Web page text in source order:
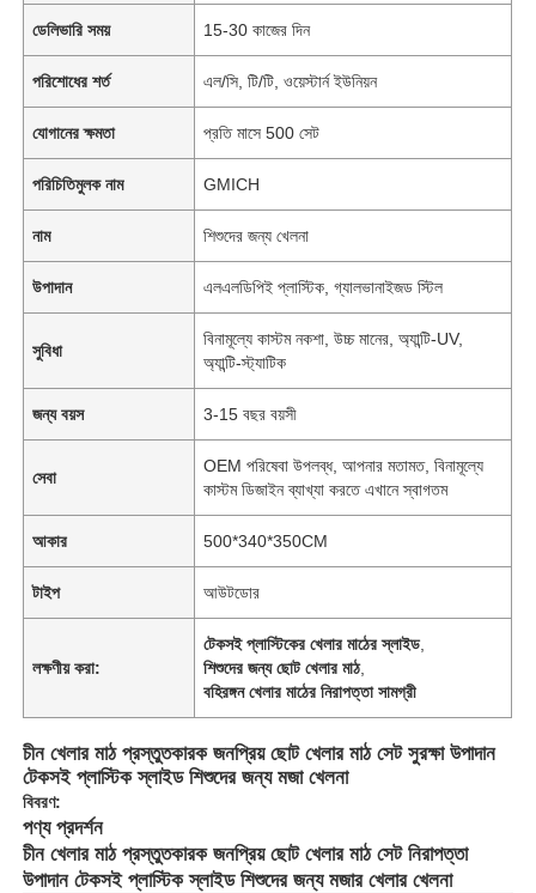
ডেলিভারি সময় 15-30 কাজের দিন
পরিশোধের শর্ত এল/সি, টি/টি, ওয়েস্টার্ন ইউনিয়ন
যোগানের ক্ষমতা প্রতি মাসে 500 সেট
পরিচিতিমুলক নাম GMICH
নাম শিশুদের জন্য খেলনা
উপাদান এলএলডিপিই প্লাস্টিক, গ্যালভানাইজড স্টিল
সুবিধা
বিনামূল্যে কাস্টম নকশা, উচ্চ মানের, অ্যান্টি-UV,
অ্যান্টি-স্ট্যাটিক
জন্য বয়স 3-15 বছর বয়সী
সেবা
OEM পরিষেবা উপলব্ধ, আপনার মতামত, বিনামূল্যে
কাস্টম ডিজাইন ব্যাখ্যা করতে এখানে স্বাগতম
আকার 500*340*350CM
টাইপ আউটডোর
লক্ষণীয় করা:
টেকসই প্লাস্টিকের খেলার মাঠের স্লাইড,
শিশুদের জন্য ছোট খেলার মাঠ,
বহিরঙ্গন খেলার মাঠের নিরাপত্তা সামগ্রী
চীন খেলার মাঠ প্রস্তুতকারক জনপ্রিয় ছোট খেলার মাঠ সেট সুরক্ষা উপাদান
টেকসই প্লাস্টিক স্লাইড শিশুদের জন্য মজা খেলনা
বিবরণ:
পণ্য প্রদর্শন
চীন খেলার মাঠ প্রস্তুতকারক জনপ্রিয় ছোট খেলার মাঠ সেট নিরাপত্তা
উপাদান টেকসই প্লাস্টিক স্লাইড শিশুদের জন্য মজার খেলার খেলনা